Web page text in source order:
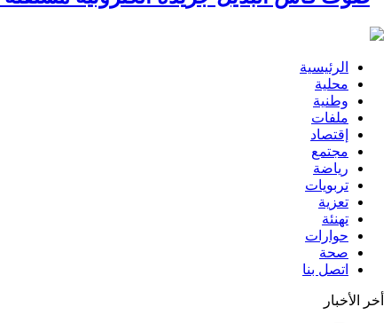
الرئيسية
محلية
وطنية
ملفات
إقتصاد
مجتمع
رياضة
تربويات
تعزية
تهنئة
حوارات
صحة
اتصل بنا
أخر الأخبار